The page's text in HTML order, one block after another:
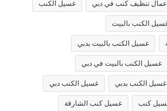
عمال تنظيف كنب في دبي غسيل الكنب
الكنب بالبيت
غسيل الكنب بالبيت بدبي
غسيل الكنب بالبيت في دبي
غسيل الكنب بدبي غسيل الكنب دبي
كنب غسيل كنب الشارقة